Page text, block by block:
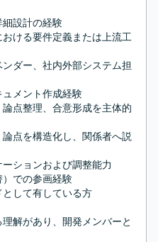
細設計の経験
ける要件定義または上流工
ダー、社内外部システム担
ュメント作成経験
点整理、合意形成を主体的
点を構造化し、関係者へ説
ションおよび調整能力
）での参画経験
として有している方
解があり、開発メンバーと